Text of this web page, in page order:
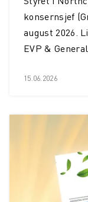
konsernsjef
august 2026.
EVP &
15.06.2026